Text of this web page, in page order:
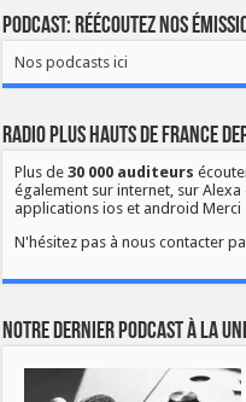
Podcast: Réécoutez nos
Nos podcasts ici
Radio Plus Hauts de France
Plus de30 000 auditeurs
également sur internet, sur
applications ios et android Merci
N'hésitez pas à nous contacter
Notre dernier podcast à la